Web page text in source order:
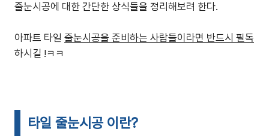
줄눈시공에 대한 간단한 상식들을 정리해보려 한다.
아파트 타일 줄눈시공을 준비하는 사람들이라면 반드시 필독
하시길 !ㅋㅋ
타일 줄눈시공 이란?